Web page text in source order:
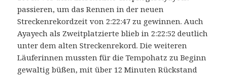
passieren, um das Rennen in der neuen
Streckenrekordzeit von 2:22:47 zu gewinnen. Auch
Ayayech als Zweitplatzierte blieb in 2:22:52 deutlich
unter dem alten Streckenrekord. Die weiteren
Läuferinnen mussten für die Tempohatz zu Beginn
gewaltig büßen, mit über 12 Minuten Rückstand